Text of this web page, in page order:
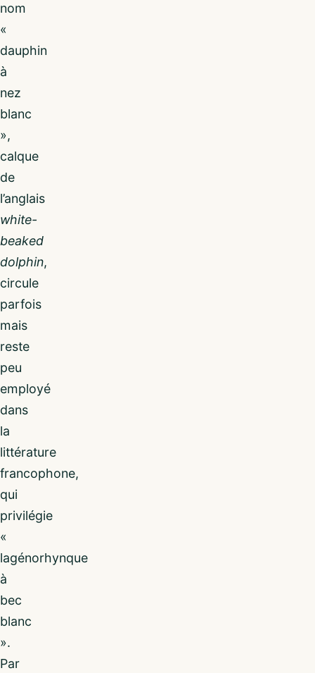
nom
«
dauphin
à
nez
blanc
»,
calque
de
l’anglais
white-
beaked
dolphin,
circule
parfois
mais
reste
peu
employé
dans
la
littérature
francophone,
qui
privilégie
«
lagénorhynque
à
bec
blanc
».
Par